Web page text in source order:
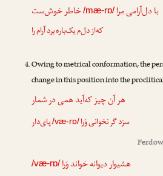
با دل‌آرامیمرا /mæ-rɒ/خاطر خوش‌ست
که‌از دل‌م یک‌باره برد آرام را
Owing to metrical conformation, the
change in this position into the
هر آن چیز که‌آید همی در شمار
سزد گر نخوانیوَرا/væ-rɒ/پای‌دار
هشیوار دیوانه خواندوَرا /væ-rɒ/